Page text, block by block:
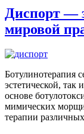
Диспорт —
мировой
Ботулинотерапия
эстетической,
основе
мимических
терапии